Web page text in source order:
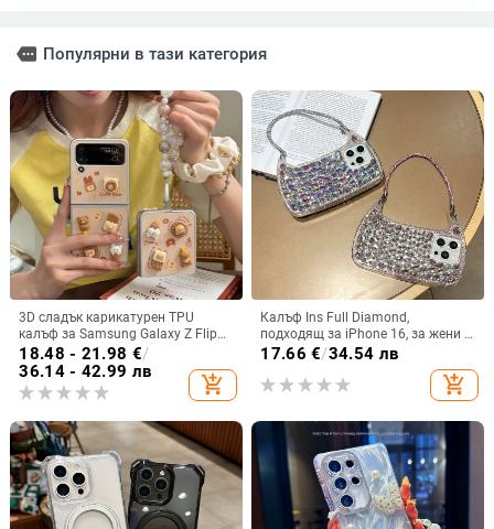
more Популярни в тази категория
3D сладък карикатурен TPU
калъф за Samsung Galaxy Z Flip
6/3/4, защита срещу изпускане,
корейски стил
18.48 - 21.98 €/
36.14 - 42.99 лв
add_shopping_cart
Калъф Ins Full Diamond,
подходящ за iPhone 16, за жени с
14-инчова личност, огледална
рамка с 13 големи отвора и
електролитно покритие, с
диаманти Ins Full Diamond.
17.66 €/34.54 лв
add_shopping_cart